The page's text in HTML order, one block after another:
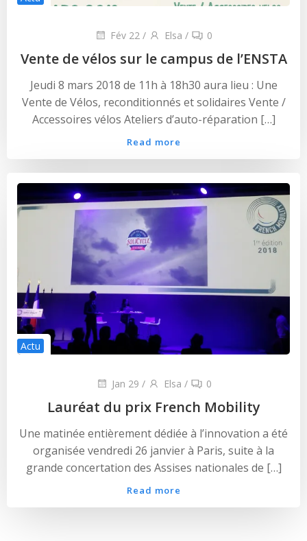
Fév 22 / Elsa / 0
Vente de vélos sur le campus de l’ENSTA
Jeudi 8 mars 2018 de 11h à 18h30 aura lieu : Une
Vente de Vélos, reconditionnés et solidaires Vente /
Accessoires vélos Ateliers d’auto-réparation […]
Read more
Actu
Jan 29 / Elsa / 0
Lauréat du prix French Mobility
Une matinée entièrement dédiée à l’innovation a été
organisée vendredi 26 janvier à Paris, suite à la
grande concertation des Assises nationales de […]
Read more